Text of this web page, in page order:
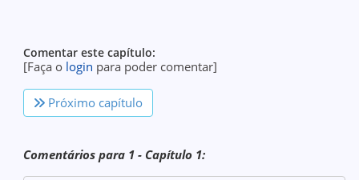
Comentar este capítulo:
[Faça o login para poder comentar]
Próximo capítulo
Comentários para 1 - Capítulo 1: